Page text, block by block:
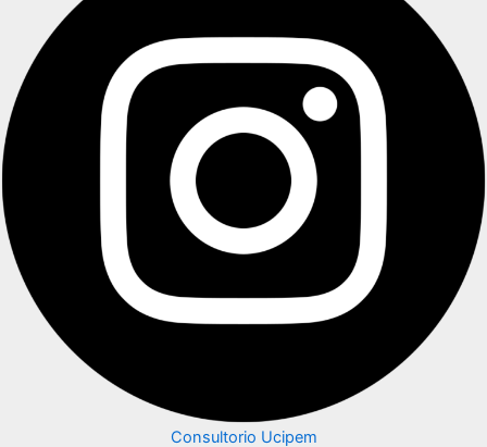
Consultorio Ucipem